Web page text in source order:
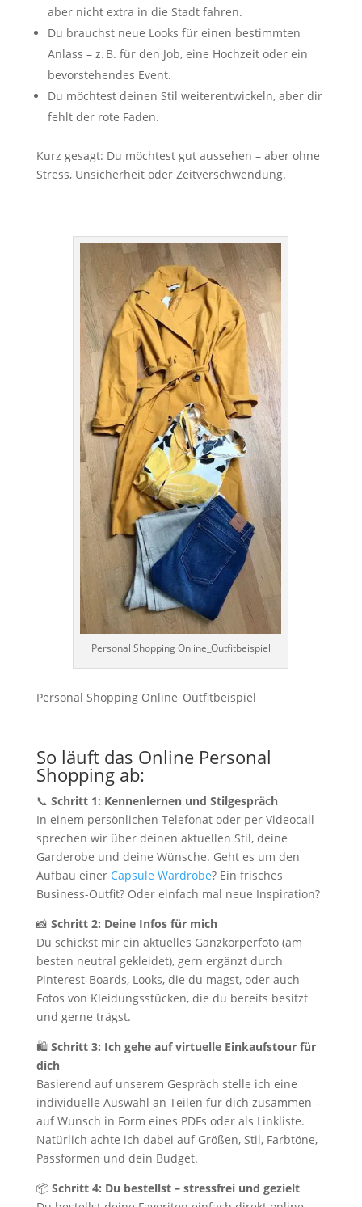
aber nicht extra in die Stadt fahren.
Du brauchst neue Looks für einen bestimmten
Anlass – z. B. für den Job, eine Hochzeit oder ein
bevorstehendes Event.
Du möchtest deinen Stil weiterentwickeln, aber dir
fehlt der rote Faden.
Kurz gesagt: Du möchtest gut aussehen – aber ohne
Stress, Unsicherheit oder Zeitverschwendung.
Personal Shopping Online_Outfitbeispiel
Personal Shopping Online_Outfitbeispiel
So läuft das Online Personal
Shopping ab:
📞 Schritt 1: Kennenlernen und Stilgespräch
In einem persönlichen Telefonat oder per Videocall
sprechen wir über deinen aktuellen Stil, deine
Garderobe und deine Wünsche. Geht es um den
Aufbau einer Capsule Wardrobe? Ein frisches
Business-Outfit? Oder einfach mal neue Inspiration?
📸 Schritt 2: Deine Infos für mich
Du schickst mir ein aktuelles Ganzkörperfoto (am
besten neutral gekleidet), gern ergänzt durch
Pinterest-Boards, Looks, die du magst, oder auch
Fotos von Kleidungsstücken, die du bereits besitzt
und gerne trägst.
🛍️ Schritt 3: Ich gehe auf virtuelle Einkaufstour für
dich
Basierend auf unserem Gespräch stelle ich eine
individuelle Auswahl an Teilen für dich zusammen –
auf Wunsch in Form eines PDFs oder als Linkliste.
Natürlich achte ich dabei auf Größen, Stil, Farbtöne,
Passformen und dein Budget.
📦 Schritt 4: Du bestellst – stressfrei und gezielt